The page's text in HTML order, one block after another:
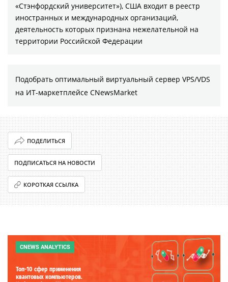
«Стэнфордский университет»), США входит в реестр
иностранных и международных организаций,
деятельность которых признана нежелательной на
территории Российской Федерации
Подобрать оптимальный виртуальный сервер VPS/VDS
на ИТ-маркетплейсе CNewsMarket
ПОДЕЛИТЬСЯ
ПОДПИСАТЬСЯ НА НОВОСТИ
КОРОТКАЯ ССЫЛКА
CNEWS ANALYTICS
Топ-10 сфер применения
квантовых компьютеров.